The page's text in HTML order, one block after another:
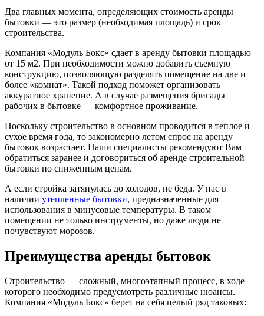
Два главных момента, определяющих стоимость аренды
бытовки — это размер (необходимая площадь) и срок
строительства.
Компания «Модуль Бокс» сдает в аренду бытовки площадью
от 15 м2. При необходимости можно добавить съемную
конструкцию, позволяющую разделять помещение на две и
более «комнат». Такой подход поможет организовать
аккуратное хранение. А в случае размещения бригады
рабочих в бытовке — комфортное проживание.
Поскольку строительство в основном проводится в теплое и
сухое время года, то закономерно летом спрос на аренду
бытовок возрастает. Наши специалисты рекомендуют Вам
обратиться заранее и договориться об аренде строительной
бытовки по сниженным ценам.
А если стройка затянулась до холодов, не беда. У нас в
наличии утепленные бытовки, предназначенные для
использования в минусовые температуры. В таком
помещении не только инструменты, но даже люди не
почувствуют морозов.
Преимущества аренды бытовок
Строительство — сложный, многоэтапный процесс, в ходе
которого необходимо предусмотреть различные нюансы.
Компания «Модуль Бокс» берет на себя целый ряд таковых: